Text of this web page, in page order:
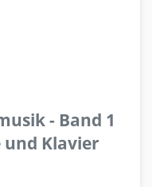
- Band 1
Klavier